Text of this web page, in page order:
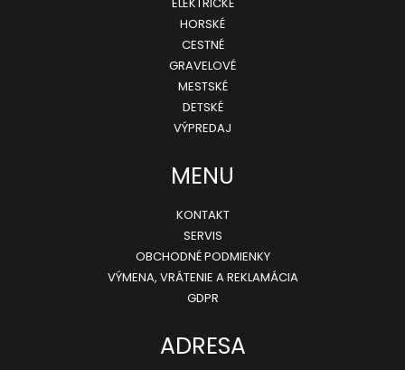
ELEKTRICKÉ
HORSKÉ
CESTNÉ
GRAVELOVÉ
MESTSKÉ
DETSKÉ
VÝPREDAJ
MENU
KONTAKT
SERVIS
OBCHODNÉ PODMIENKY
VÝMENA, VRÁTENIE A REKLAMÁCIA
GDPR
ADRESA